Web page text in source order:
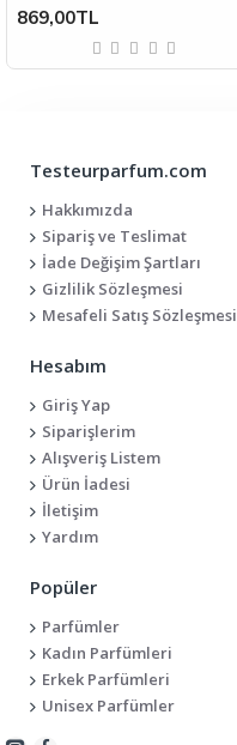
869,00TL
Testeurparfum.com
Hakkımızda
Sipariş ve Teslimat
İade Değişim Şartları
Gizlilik Sözleşmesi
Mesafeli Satış Sözleşmesi
Hesabım
Giriş Yap
Siparişlerim
Alışveriş Listem
Ürün İadesi
İletişim
Yardım
Popüler
Parfümler
Kadın Parfümleri
Erkek Parfümleri
Unisex Parfümler